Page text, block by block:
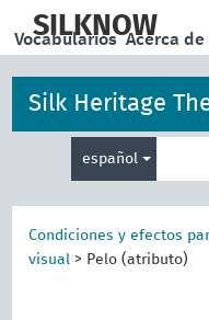
main
SILKNOW
Vocabularios Acerca de
Silk Heritage
español
Condiciones y efectos
visual > Pelo (atributo)